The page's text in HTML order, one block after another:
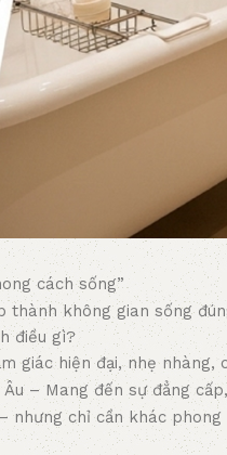
cách sống”
thành không gian sống
điều gì?
giác hiện đại, nhẹ nhàng,
– Mang đến sự đẳng
chỉ cần khác